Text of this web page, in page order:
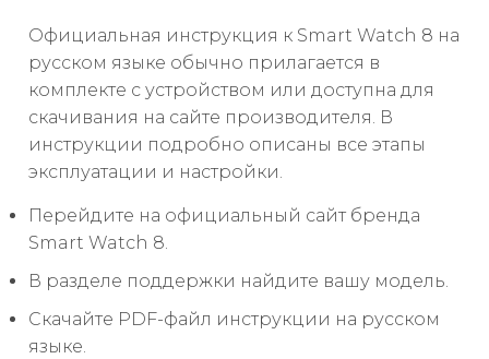
Официальная инструкция к Smart Watch 8 на
русском языке обычно прилагается в
комплекте с устройством или доступна для
скачивания на сайте производителя. В
инструкции подробно описаны все этапы
эксплуатации и настройки.
Перейдите на официальный сайт бренда
Smart Watch 8.
В разделе поддержки найдите вашу модель.
Скачайте PDF-файл инструкции на русском
языке.